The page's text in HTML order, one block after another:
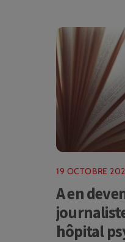
19 OCTOBRE
A en
hôpital